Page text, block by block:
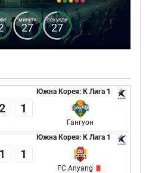
минути
27
секунди
27
Южна Корея: К Лига 1
1
Гангуон
Южна Корея: К Лига 1
1 1
FC Anyang